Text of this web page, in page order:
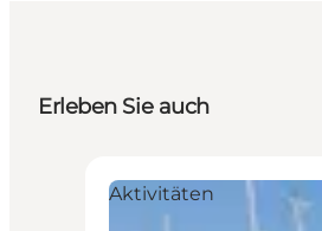
Erleben Sie auch
Aktivitäten